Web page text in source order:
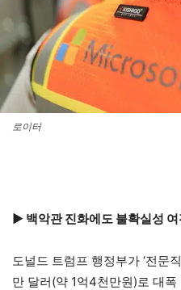
로이터
▶ 백악관 진화에도 불확실성
도널드 트럼프 행정부가 ‘전문
만 달러(약 1억4천만원)로 대